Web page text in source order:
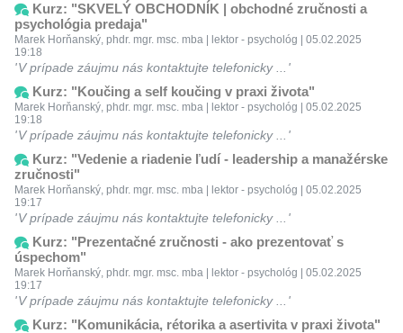
Kurz: "SKVELÝ OBCHODNÍK | obchodné zručnosti a
psychológia predaja"
Marek Horňanský, phdr. mgr. msc. mba | lektor - psychológ | 05.02.2025
19:18
V prípade záujmu nás kontaktujte telefonicky ...
Kurz: "Koučing a self koučing v praxi života"
Marek Horňanský, phdr. mgr. msc. mba | lektor - psychológ | 05.02.2025
19:18
V prípade záujmu nás kontaktujte telefonicky ...
Kurz: "Vedenie a riadenie ľudí - leadership a manažérske
zručnosti"
Marek Horňanský, phdr. mgr. msc. mba | lektor - psychológ | 05.02.2025
19:17
V prípade záujmu nás kontaktujte telefonicky ...
Kurz: "Prezentačné zručnosti - ako prezentovať s
úspechom"
Marek Horňanský, phdr. mgr. msc. mba | lektor - psychológ | 05.02.2025
19:17
V prípade záujmu nás kontaktujte telefonicky ...
Kurz: "Komunikácia, rétorika a asertivita v praxi života"